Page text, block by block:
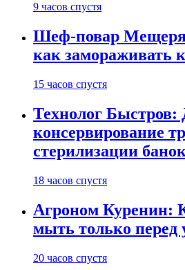
9 часов спустя
Шеф-повар
как замораживать
15 часов спустя
Технолог
консервирование
стерилизации
18 часов спустя
Агроном Куренин:
мыть только перед
20 часов спустя